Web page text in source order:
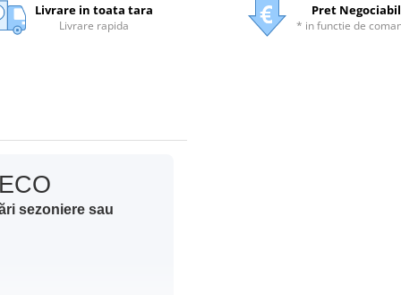
Livrare in toata tara
Livrare rapida
Pret Negociabil
* in functie de
sezoniere sau